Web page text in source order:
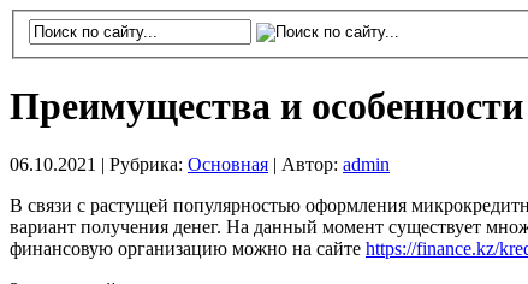
Преимущества и
06.10.2021 | Рубрика: Основная Автор: admin
В связи с растущей популярностью оформления
вариант получения денег. На данный момент существует
финансовую организацию можно на сайте https://finance.kz/